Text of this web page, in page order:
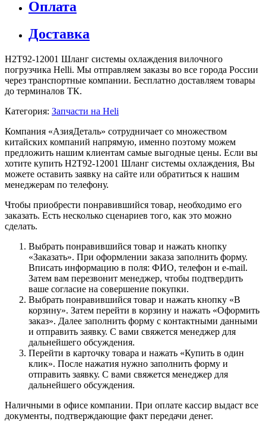
Оплата
Доставка
H2T92-12001 Шланг системы охлаждения вилочного
погрузчика Helli. Мы отправляем заказы во все города России
через транспортные компании. Бесплатно доставляем товары
до терминалов ТК.
Категория: Запчасти на Heli
Компания «АзияДеталь» сотрудничает со множеством
китайских компаний напрямую, именно поэтому можем
предложить нашим клиентам самые выгодные цены. Если вы
хотите купить H2T92-12001 Шланг системы охлаждения, Вы
можете оставить заявку на сайте или обратиться к нашим
менеджерам по телефону.
Чтобы приобрести понравившийся товар, необходимо его
заказать. Есть несколько сценариев того, как это можно
сделать.
Выбрать понравившийся товар и нажать кнопку
«Заказать». При оформлении заказа заполнить форму.
Вписать информацию в поля: ФИО, телефон и e-mail.
Затем вам перезвонит менеджер, чтобы подтвердить
ваше согласие на совершение покупки.
Выбрать понравившийся товар и нажать кнопку «В
корзину». Затем перейти в корзину и нажать «Оформить
заказ». Далее заполнить форму с контактными данными
и отправить заявку. С вами свяжется менеджер для
дальнейшего обсуждения.
Перейти в карточку товара и нажать «Купить в один
клик». После нажатия нужно заполнить форму и
отправить заявку. С вами свяжется менеджер для
дальнейшего обсуждения.
Наличными в офисе компании. При оплате кассир выдаст все
документы, подтверждающие факт передачи денег.